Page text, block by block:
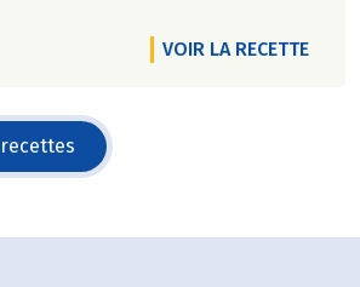
VOIR LA RECETTE